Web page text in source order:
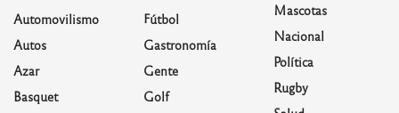
Automovilismo
Autos
Azar
Basquet
Fútbol
Gastronomía
Gente
Golf
Mascotas
Nacional
Política
Rugby